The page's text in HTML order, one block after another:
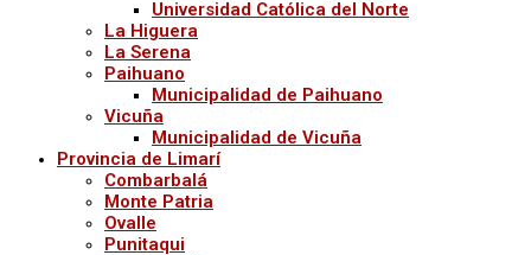
Universidad Católica del Norte
La Higuera
La Serena
Paihuano
Municipalidad de Paihuano
Vicuña
Municipalidad de Vicuña
Provincia de Limarí
Combarbalá
Monte Patria
Ovalle
Punitaqui